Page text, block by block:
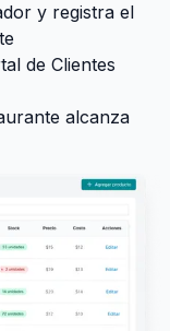
y registra el
de Clientes
alcanza